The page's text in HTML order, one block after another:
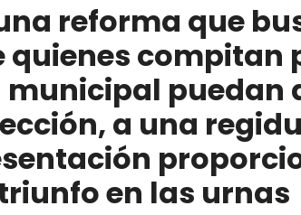
proporcional si no obtienen el triunfo en las
para apoyos de vivienda y cultura a
reforma que
quienes compitan
puedan
a una
en las urnas